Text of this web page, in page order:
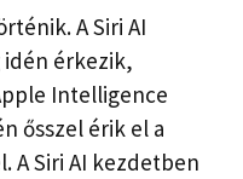
A Siri AI
érkezik,
Intelligence
ősszel érik el a
A Siri AI kezdetben